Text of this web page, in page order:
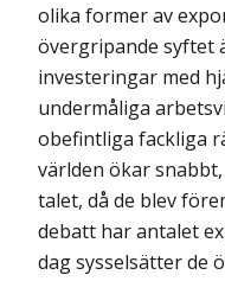
olika former av
övergripande syftet
investeringar med
undermåliga
obefintliga fackliga
världen ökar
talet, då de blev
debatt har antalet
dag sysselsätter de